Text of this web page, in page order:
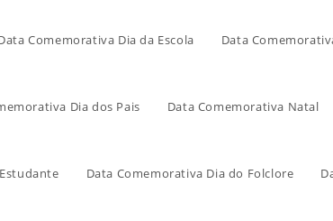
Comemorativa Dia da Escola Data
Dia dos Pais Data Comemorativa Natal
Data Comemorativa Dia do Folclore